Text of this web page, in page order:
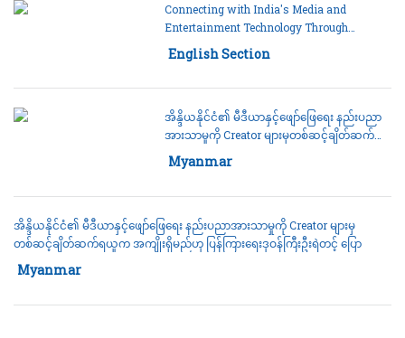
Connecting with India's Media and
Entertainment Technology Through
Creators to Benefit Myanmar, Says Deputy
Minister
Category:
English Section
အိန္ဒိယနိုင်ငံ၏ မီဒီယာနှင့်ဖျော်ဖြေရေး နည်းပညာ
အားသာမှုကို Creator များမှတစ်ဆင့်ချိတ်ဆက်
ရယူက အကျိုးရှိမည်ဟု ပြန်ကြားရေးဒုဝန်ကြီးဦးရဲ
တင့် ပြော
Category:
Myanmar
အိန္ဒိယနိုင်ငံ၏ မီဒီယာနှင့်ဖျော်ဖြေရေး နည်းပညာအားသာမှုကို Creator များမှ
တစ်ဆင့်ချိတ်ဆက်ရယူက အကျိုးရှိမည်ဟု ပြန်ကြားရေးဒုဝန်ကြီးဦးရဲတင့် ပြော
Category:
Myanmar